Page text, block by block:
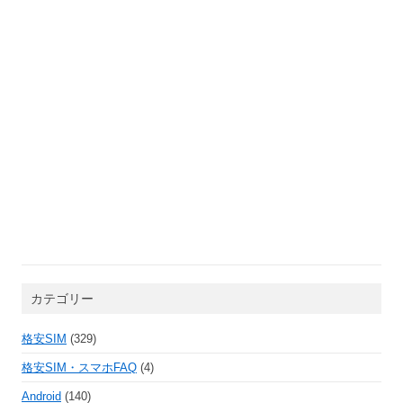
カテゴリー
格安SIM (329)
格安SIM・スマホFAQ (4)
Android (140)